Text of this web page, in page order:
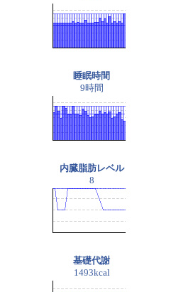
睡眠時間
9時間
内臓脂肪レベル
8
基礎代謝
1493kcal